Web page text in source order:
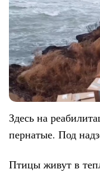
Здесь на
пернатые. Под
Птицы живут в